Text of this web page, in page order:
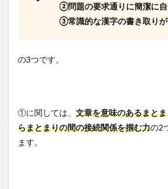
②問題の要求通りに簡潔に
③常識的な漢字の書き取り
の3つです。
①に関しては、 文章を意味のあるまと
らまとまりの間の接続関係を掴む力の2
ます。